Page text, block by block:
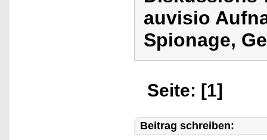
auvisio
Spionage,
Seite: [1]
Beitrag schreiben: